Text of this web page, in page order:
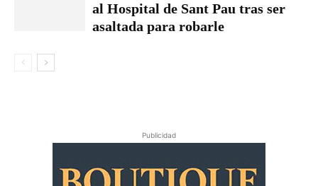
al Hospital de Sant Pau tras ser
asaltada para robarle
Publicidad